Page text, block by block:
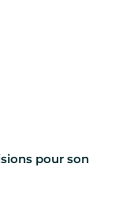
pour son